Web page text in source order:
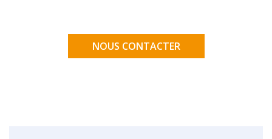
NOUS CONTACTER